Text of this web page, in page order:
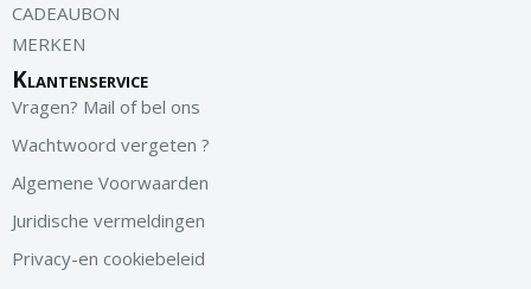
CADEAUBON
MERKEN
Klantenservice
Vragen? Mail of bel ons
Wachtwoord vergeten ?
Algemene Voorwaarden
Juridische vermeldingen
Privacy-en cookiebeleid